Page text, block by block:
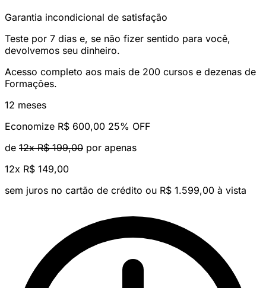
Garantia incondicional de satisfação
Teste por 7 dias e, se não fizer sentido para você,
devolvemos seu dinheiro.
Acesso completo aos mais de 200 cursos e dezenas de
Formações.
12 meses
Economize R$ 600,00 25% OFF
de 12x R$ 199,00 por apenas
12x R$ 149,00
sem juros no cartão de crédito ou R$ 1.599,00 à vista